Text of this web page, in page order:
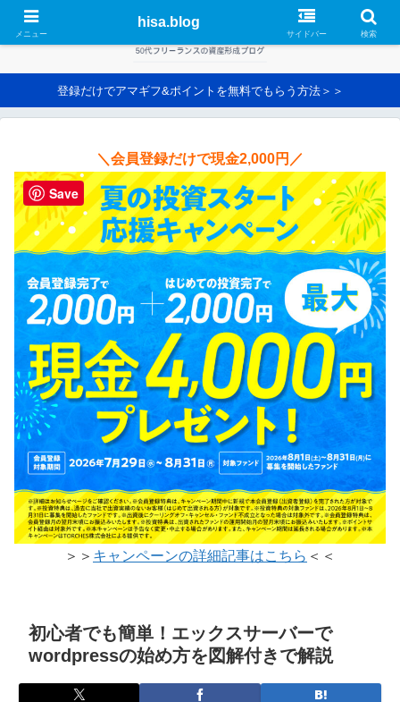
登録だけでアマギフ&ポイントを無料でもらう方法＞＞
＼会員登録だけで現金2,000円／
＞＞ キャンペーンの詳細記事はこちら ＜＜
初心者でも簡単！エックスサーバーで
wordpressの始め方を図解付きで解説
メニュー
hisa.blog
サイドバー 検索
Save